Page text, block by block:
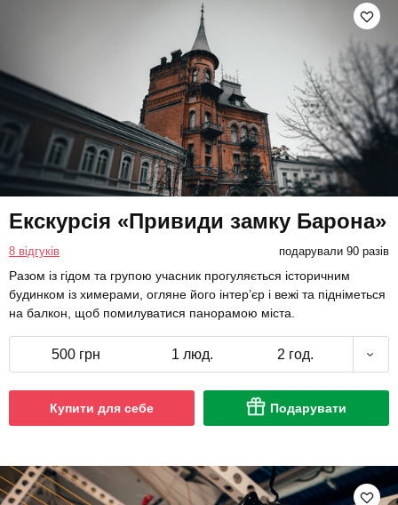
Екскурсія «Привиди замку Барона»
8 відгуків подарували 90 разів
Разом із гідом та групою учасник прогуляється історичним
будинком із химерами, огляне його інтер’єр і вежі та підніметься
на балкон, щоб помилуватися панорамою міста.
500 грн 1 люд. 2 год.
Купити для себе Подарувати